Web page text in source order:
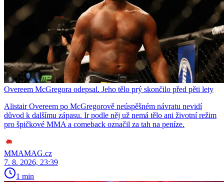
Overeem McGregora odepsal. Jeho tělo prý skončilo před pěti lety
Alistair Overeem po McGregorově neúspěšném návratu nevidí
důvod k dalšímu zápasu. Ir podle něj už nemá tělo ani životní režim
pro špičkové MMA a comeback označil za tah na peníze.
MMAMAG.cz
7. 8. 2026, 23:39
1 min